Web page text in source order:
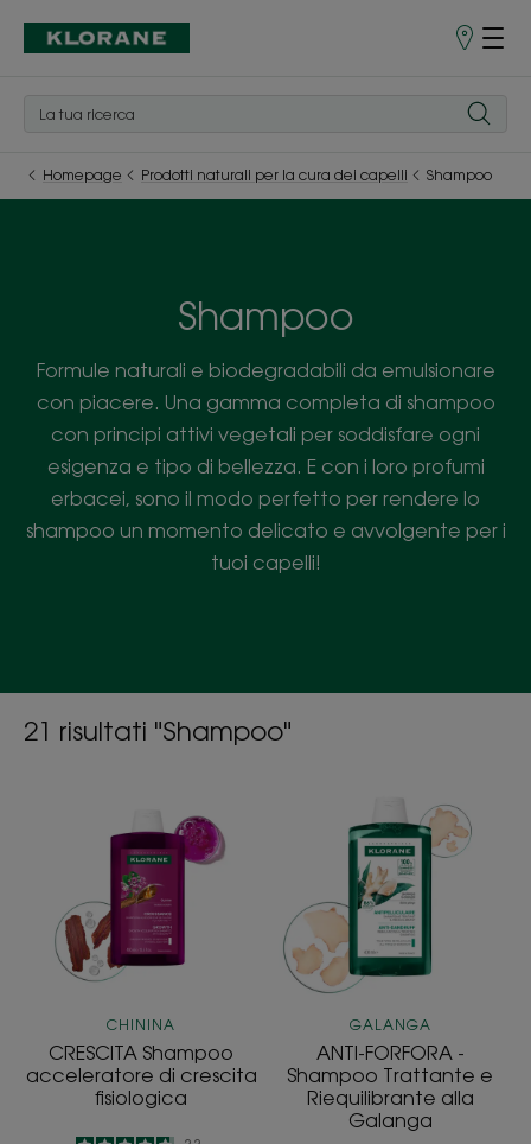
Punti
Homepage Prodotti naturali per la cura dei capelli Shampoo
Shampoo
Formule naturali e biodegradabili da emulsionare
con piacere. Una gamma completa di shampoo
con principi attivi vegetali per soddisfare ogni
esigenza e tipo di bellezza. E con i loro profumi
erbacei, sono il modo perfetto per rendere lo
shampoo un momento delicato e avvolgente per i
tuoi capelli!
21 risultati "Shampoo"
Shampoo
acceleratore
di
crescita
fisiologica
CHININA
CRESCITA Shampoo
acceleratore di crescita
fisiologica
FORFORA
-
Shampoo
Trattante
e
Riequilibrante
alla
GALANGA
ANTI-FORFORA -
Shampoo Trattante e
Riequilibrante alla
Galanga